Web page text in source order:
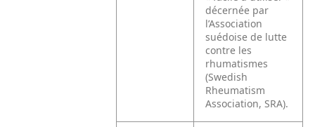
décernée par
l’Association
suédoise de lutte
contre les
rhumatismes
(Swedish
Rheumatism
Association, SRA).